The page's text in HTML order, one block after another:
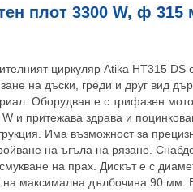
плот 3300 W, ф 315
циркуляр Atika HT315 DS
на дъски, греди и друг вид
Оборудван е с трифазен
и притежава здрава и
Има възможност за
на ъгъла на рязане.
на прах. Дискът е с
на максимална дълбочина 90 мм.